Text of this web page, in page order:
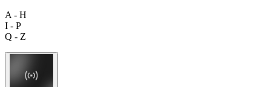
A - H
I - P
Q - Z